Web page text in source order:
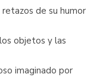
de su humor
objetos y las
imaginado por